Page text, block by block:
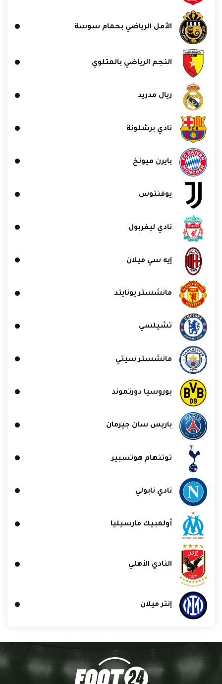
الأمل الرياضي بحمام سوسة
النجم الرياضي بالمتلوي
ريال مدريد
نادي برشلونة
بايرن ميونخ
يوفنتوس
نادي ليفربول
إيه سي ميلان
مانشستر يونايتد
تشيلسي
مانشستر سيتي
بوروسيا دورتموند
باريس سان جيرمان
توتنهام هوتسبير
نادي نابولي
أولمبيك مارسيليا
النادي الأهلي
إنتر ميلان